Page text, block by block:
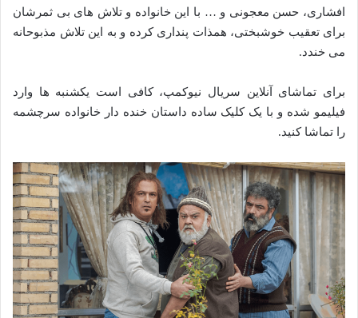
افشاری، حسن معجونی و … با این خانواده و تلاش های بی ثمرشان
برای تعقیب خوشبختی، همذات پنداری کرده و به این تلاش مذبوحانه
می خندد.
برای تماشای آنلاین سریال نیوکمپ، کافی است یکشنبه ها وارد
فیلیمو شده و با یک کلیک ساده داستان خنده دار خانواده سرچشمه
را تماشا کنید.